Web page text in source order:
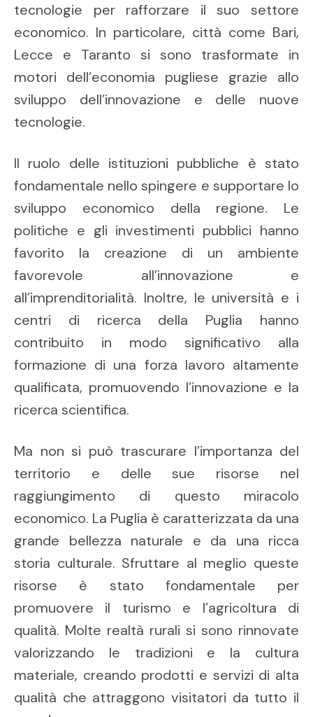
tecnologie per rafforzare il suo settore
economico. In particolare, città come Bari,
Lecce e Taranto si sono trasformate in
motori dell’economia pugliese grazie allo
sviluppo dell’innovazione e delle nuove
tecnologie.
Il ruolo delle istituzioni pubbliche è stato
fondamentale nello spingere e supportare lo
sviluppo economico della regione. Le
politiche e gli investimenti pubblici hanno
favorito la creazione di un ambiente
favorevole all’innovazione e
all’imprenditorialità. Inoltre, le università e i
centri di ricerca della Puglia hanno
contribuito in modo significativo alla
formazione di una forza lavoro altamente
qualificata, promuovendo l’innovazione e la
ricerca scientifica.
Ma non si può trascurare l’importanza del
territorio e delle sue risorse nel
raggiungimento di questo miracolo
economico. La Puglia è caratterizzata da una
grande bellezza naturale e da una ricca
storia culturale. Sfruttare al meglio queste
risorse è stato fondamentale per
promuovere il turismo e l’agricoltura di
qualità. Molte realtà rurali si sono rinnovate
valorizzando le tradizioni e la cultura
materiale, creando prodotti e servizi di alta
qualità che attraggono visitatori da tutto il